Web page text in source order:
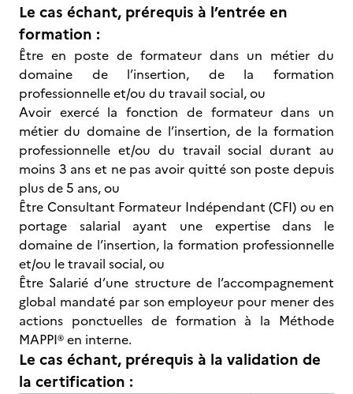
Le cas échant, prérequis à l’entrée en
formation :
Être en poste de formateur dans un métier du
domaine de l’insertion, de la formation
professionnelle et/ou du travail social, ou
Avoir exercé la fonction de formateur dans un
métier du domaine de l’insertion, de la formation
professionnelle et/ou du travail social durant au
moins 3 ans et ne pas avoir quitté son poste depuis
plus de 5 ans, ou
Être Consultant Formateur Indépendant (CFI) ou en
portage salarial ayant une expertise dans le
domaine de l’insertion, la formation professionnelle
et/ou le travail social, ou
Être Salarié d’une structure de l’accompagnement
global mandaté par son employeur pour mener des
actions ponctuelles de formation à la Méthode
MAPPI® en interne.
Le cas échant, prérequis à la validation de
la certification :